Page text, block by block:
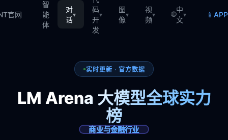
官网
智
能
体
对
话
▾
码
开
发
▾
图
像
▾
视
频
▾ 🌐
中
文
▾ 📱
实时更新 · 官方数据
LM Arena 大模型全球实力
榜
商业与金融行业